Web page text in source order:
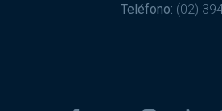
Teléfono: (02)